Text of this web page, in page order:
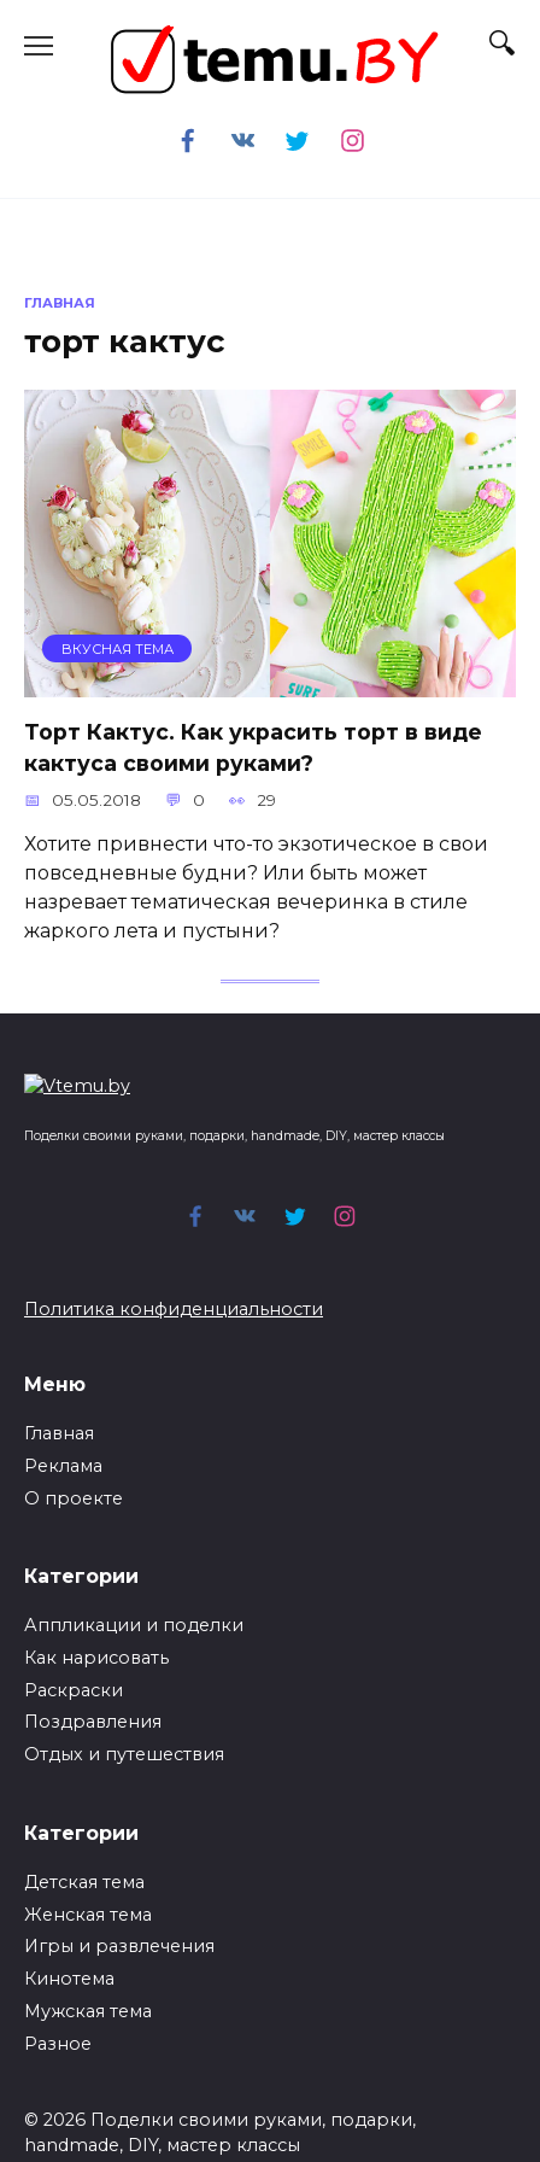
содержанию
ГЛАВНАЯ
торт кактус
ВКУСНАЯ ТЕМА
Торт Кактус. Как украсить торт в виде
кактуса своими руками?
05.05.2018 0 29
Хотите привнести что-то экзотическое в свои
повседневные будни? Или быть может
назревает тематическая вечеринка в стиле
жаркого лета и пустыни?
Поделки своими руками, подарки, handmade, DIY, мастер классы
Политика конфиденциальности
Меню
Главная
Реклама
О проекте
Категории
Аппликации и поделки
Как нарисовать
Раскраски
Поздравления
Отдых и путешествия
Категории
Детская тема
Женская тема
Игры и развлечения
Кинотема
Мужская тема
Разное
© 2026 Поделки своими руками, подарки,
handmade, DIY, мастер классы